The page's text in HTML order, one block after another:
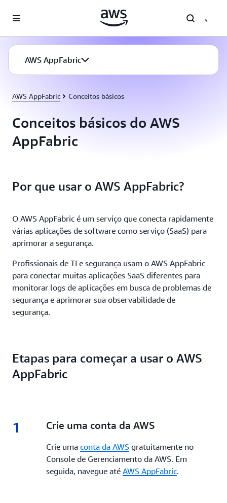
Pular para o conteúdo principal
AWS AppFabric
AWS AppFabric Conceitos básicos
Conceitos básicos do AWS
AppFabric
Por que usar o AWS AppFabric?
O AWS AppFabric é um serviço que conecta rapidamente
várias aplicações de software como serviço (SaaS) para
aprimorar a segurança.
Profissionais de TI e segurança usam o AWS AppFabric
para conectar muitas aplicações SaaS diferentes para
monitorar logs de aplicações em busca de problemas de
segurança e aprimorar sua observabilidade de
segurança.
Etapas para começar a usar o AWS
AppFabric
1 1.
Crie uma conta da AWS
Crie uma conta da AWSgratuitamente no
Console de Gerenciamento da AWS. Em
seguida, navegue até AWS AppFabric.